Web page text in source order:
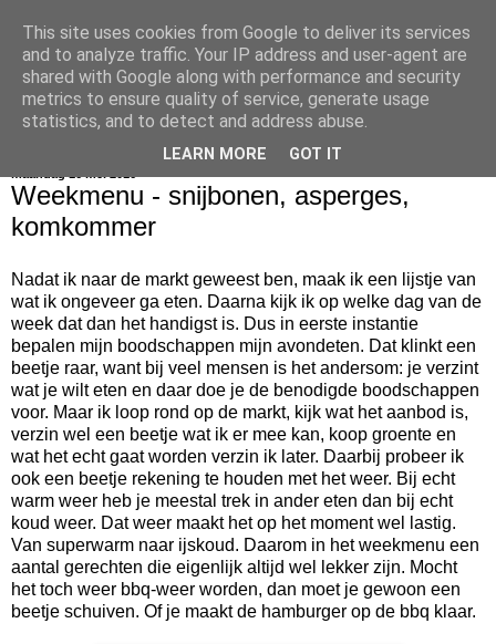
bijna net zo lekker als thuis
Weekmenu - snijbonen, asperges,
komkommer
Nadat ik naar de markt geweest ben, maak ik een lijstje van
wat ik ongeveer ga eten. Daarna kijk ik op welke dag van de
week dat dan het handigst is. Dus in eerste instantie
bepalen mijn boodschappen mijn avondeten. Dat klinkt een
beetje raar, want bij veel mensen is het andersom: je verzint
wat je wilt eten en daar doe je de benodigde boodschappen
voor. Maar ik loop rond op de markt, kijk wat het aanbod is,
verzin wel een beetje wat ik er mee kan, koop groente en
wat het echt gaat worden verzin ik later. Daarbij probeer ik
ook een beetje rekening te houden met het weer. Bij echt
warm weer heb je meestal trek in ander eten dan bij echt
koud weer. Dat weer maakt het op het moment wel lastig.
Van superwarm naar ijskoud. Daarom in het weekmenu een
aantal gerechten die eigenlijk altijd wel lekker zijn. Mocht
het toch weer bbq-weer worden, dan moet je gewoon een
beetje schuiven. Of je maakt de hamburger op de bbq klaar.
This site uses cookies from Google to deliver its services
and to analyze traffic. Your IP address and user-agent are
shared with Google along with performance and security
metrics to ensure quality of service, generate usage
statistics, and to detect and address abuse.
LEARN MORE GOT IT